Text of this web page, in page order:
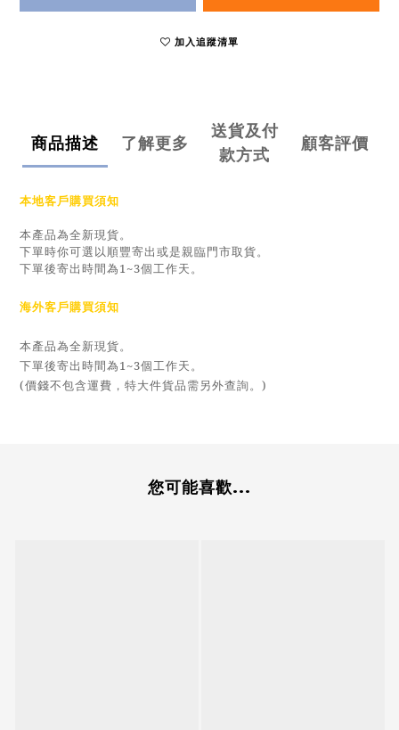
加入追蹤清單
商品描述 了解更多
送貨及付
款方式
顧客評價
本地客戶購買須知
本產品為全新現貨。
下單時你可選以順豐寄出或是親臨門市取貨。
下單後寄出時間為1~3個工作天。
海外客戶購買須知
本產品為全新現貨。
下單後寄出時間為1~3個工作天。
(價錢不包含運費，特大件貨品需另外查詢。)
您可能喜歡...